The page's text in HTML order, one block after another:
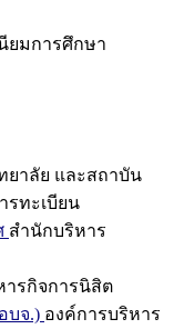
ยมการศึกษา
ยาลัย และสถาบัน
รทะเบียน
สำนักบริหาร
ารกิจการนิสิต
บจ.) องค์การบริหาร